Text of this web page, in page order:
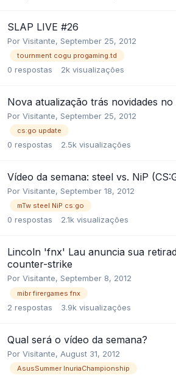
SLAP LIVE #26
Por Visitante, September 25, 2012
tournment cogu progaming.td
0 respostas 2k visualizações
Nova atualização trás novidades no
Por Visitante, September 25, 2012
cs:go update
0 respostas 2.5k visualizações
Vídeo da semana: steel vs. NiP
Por Visitante, September 18, 2012
mTw steel NiP cs:go
0 respostas 2.1k visualizações
Lincoln 'fnx' Lau anuncia sua
counter-strike
Por Visitante, September 8, 2012
mibr firergames fnx
2 respostas 3.9k visualizações
Qual será o vídeo da semana?
Por Visitante, August 31, 2012
AsusSummer InuriaChampionship